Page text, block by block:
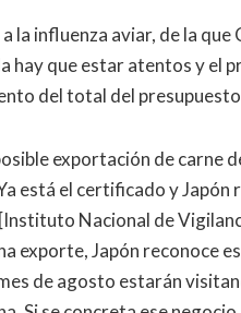
la influenza aviar, de la
hay que estar atentos y el
del total del presupuesto
exportación de carne
está el certificado y
Nacional de
exporte, Japón reconoce
de agosto estarán